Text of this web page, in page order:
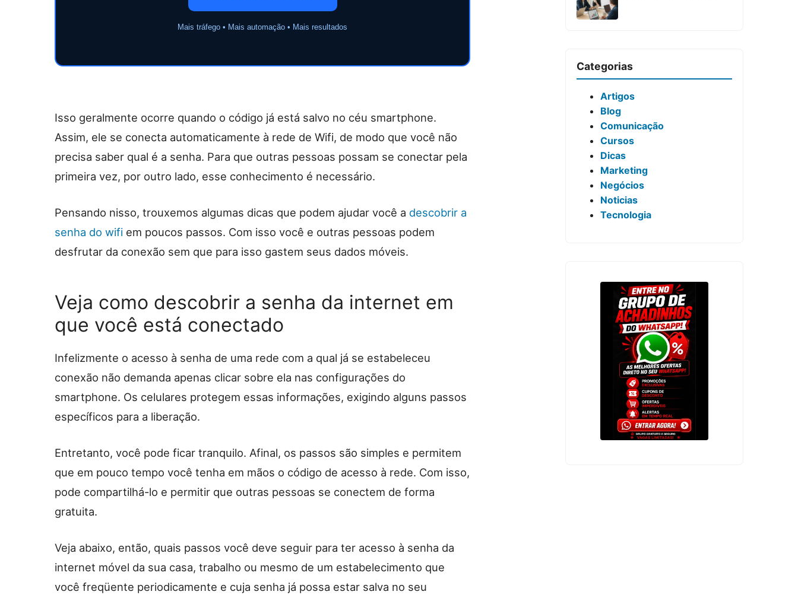
Mais tráfego • Mais automação • Mais resultados
Isso geralmente ocorre quando o código já está salvo no céu smartphone.
Assim, ele se conecta automaticamente à rede de Wifi, de modo que você não
precisa saber qual é a senha. Para que outras pessoas possam se conectar pela
primeira vez, por outro lado, esse conhecimento é necessário.
Pensando nisso, trouxemos algumas dicas que podem ajudar você a descobrir a
senha do wifi em poucos passos. Com isso você e outras pessoas podem
desfrutar da conexão sem que para isso gastem seus dados móveis.
Veja como descobrir a senha da internet em
que você está conectado
Infelizmente o acesso à senha de uma rede com a qual já se estabeleceu
conexão não demanda apenas clicar sobre ela nas configurações do
smartphone. Os celulares protegem essas informações, exigindo alguns passos
específicos para a liberação.
Entretanto, você pode ficar tranquilo. Afinal, os passos são simples e permitem
que em pouco tempo você tenha em mãos o código de acesso à rede. Com isso,
pode compartilhá-lo e permitir que outras pessoas se conectem de forma
gratuita.
Veja abaixo, então, quais passos você deve seguir para ter acesso à senha da
internet móvel da sua casa, trabalho ou mesmo de um estabelecimento que
você freqüente periodicamente e cuja senha já possa estar salva no seu
Categorias
Artigos
Blog
Comunicação
Cursos
Dicas
Marketing
Negócios
Noticias
Tecnologia